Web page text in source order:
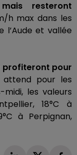
resteront
h max dans les
l’Aude et vallée
profiteront pour
attend pour les
midi, les valeurs
18°C à
à Perpignan,